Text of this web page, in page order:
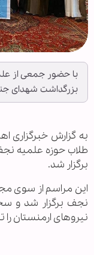
با حضور جمعی از
بزرگداشت شهدای
به گزارش خبرگزاری
طلاب حوزه علمیه
برگزار شد.
این مراسم از سوی
نجف برگزار شد و
نیروهای ارمنستان را